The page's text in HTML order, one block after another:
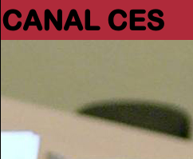
CANAL CES